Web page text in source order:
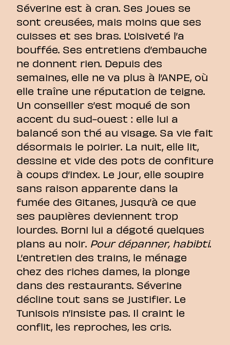
Séverine est à cran. Ses joues se
sont creusées, mais moins que ses
cuisses et ses bras. L'oisiveté l’a
bouffée. Ses entretiens d’embauche
ne donnent rien. Depuis des
semaines, elle ne va plus à l’ANPE, où
elle traîne une réputation de teigne.
Un conseiller s’est moqué de son
accent du sud-ouest : elle lui a
balancé son thé au visage. Sa vie fait
désormais le poirier. La nuit, elle lit,
dessine et vide des pots de confiture
à coups d’index. Le jour, elle soupire
sans raison apparente dans la
fumée des Gitanes, jusqu’à ce que
ses paupières deviennent trop
lourdes. Borni lui a dégoté quelques
plans au noir. Pour dépanner, habibti.
L’entretien des trains, le ménage
chez des riches dames, la plonge
dans des restaurants. Séverine
décline tout sans se justifier. Le
Tunisois n’insiste pas. Il craint le
conflit, les reproches, les cris.